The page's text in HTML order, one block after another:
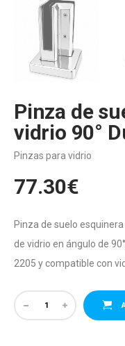
Pinza de
vidrio 90°
Pinzas para vidrio
77.30€
Pinza de suelo
de vidrio en ángulo de
2205 y compatible con